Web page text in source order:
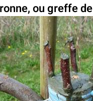
ou greffe de